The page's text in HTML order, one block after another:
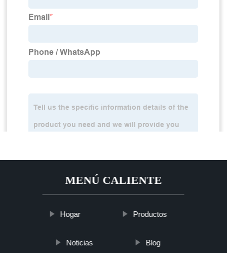
MENÚ CALIENTE
Hogar Productos
Noticias Blog